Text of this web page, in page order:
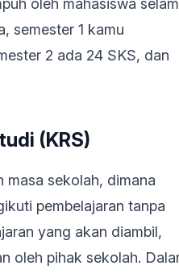
oleh mahasiswa
semester 1 kamu
2 ada 24 SKS, dan
(KRS)
masa sekolah, dimana
pembelajaran tanpa
yang akan diambil,
oleh pihak sekolah.